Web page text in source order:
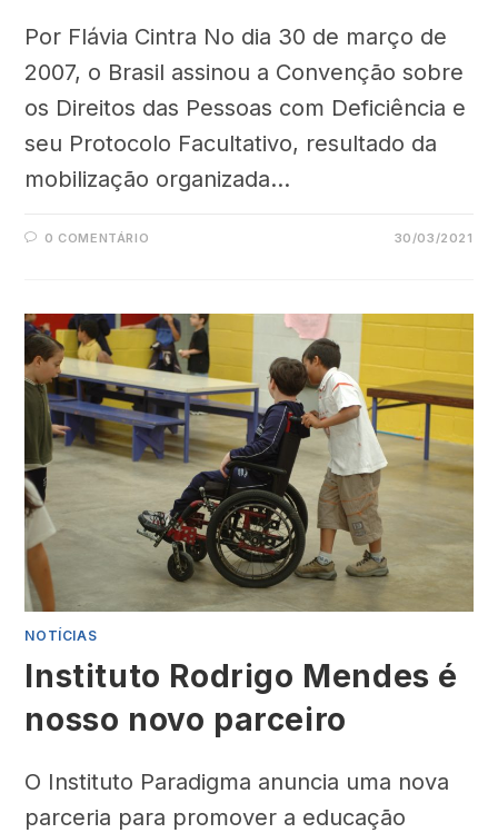
Por Flávia Cintra No dia 30 de março de
2007, o Brasil assinou a Convenção sobre
os Direitos das Pessoas com Deficiência e
seu Protocolo Facultativo, resultado da
mobilização organizada…
0 COMENTÁRIO 30/03/2021
NOTÍCIAS
Instituto Rodrigo Mendes é
nosso novo parceiro
O Instituto Paradigma anuncia uma nova
parceria para promover a educação